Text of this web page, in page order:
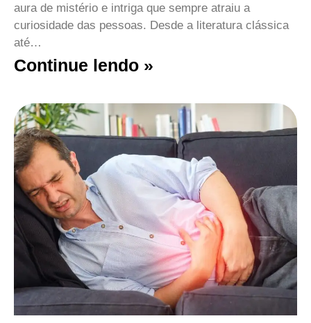
aura de mistério e intriga que sempre atraiu a
curiosidade das pessoas. Desde a literatura clássica
até…
Continue lendo »